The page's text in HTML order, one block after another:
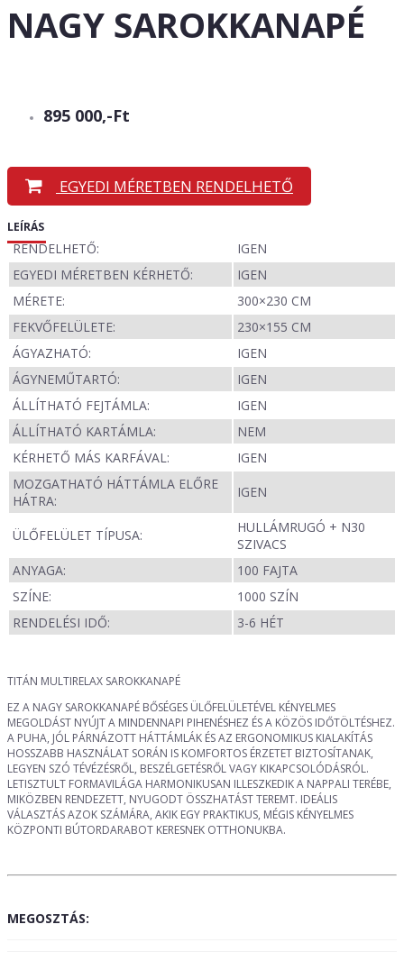
NAGY SAROKKANAPÉ
895 000,-Ft
EGYEDI MÉRETBEN RENDELHETŐ
LEÍRÁS
RENDELHETŐ:
IGEN
EGYEDI MÉRETBEN KÉRHETŐ:
IGEN
MÉRETE:
300×230 CM
FEKVŐFELÜLETE:
230×155 CM
ÁGYAZHATÓ:
IGEN
ÁGYNEMŰTARTÓ:
IGEN
ÁLLÍTHATÓ FEJTÁMLA:
IGEN
ÁLLÍTHATÓ KARTÁMLA:
NEM
KÉRHETŐ MÁS KARFÁVAL:
IGEN
MOZGATHATÓ HÁTTÁMLA ELŐRE
HÁTRA:
IGEN
ÜLŐFELÜLET TÍPUSA:
HULLÁMRUGÓ + N30
SZIVACS
ANYAGA:
100 FAJTA
SZÍNE:
1000 SZÍN
RENDELÉSI IDŐ:
3-6 HÉT
TITÁN MULTIRELAX SAROKKANAPÉ
EZ A NAGY SAROKKANAPÉ BŐSÉGES ÜLŐFELÜLETÉVEL KÉNYELMES
MEGOLDÁST NYÚJT A MINDENNAPI PIHENÉSHEZ ÉS A KÖZÖS IDŐTÖLTÉSHEZ.
A PUHA, JÓL PÁRNÁZOTT HÁTTÁMLÁK ÉS AZ ERGONOMIKUS KIALAKÍTÁS
HOSSZABB HASZNÁLAT SORÁN IS KOMFORTOS ÉRZETET BIZTOSÍTANAK,
LEGYEN SZÓ TÉVÉZÉSRŐL, BESZÉLGETÉSRŐL VAGY KIKAPCSOLÓDÁSRÓL.
LETISZTULT FORMAVILÁGA HARMONIKUSAN ILLESZKEDIK A NAPPALI TERÉBE,
MIKÖZBEN RENDEZETT, NYUGODT ÖSSZHATÁST TEREMT. IDEÁLIS
VÁLASZTÁS AZOK SZÁMÁRA, AKIK EGY PRAKTIKUS, MÉGIS KÉNYELMES
KÖZPONTI BÚTORDARABOT KERESNEK OTTHONUKBA.
MEGOSZTÁS: